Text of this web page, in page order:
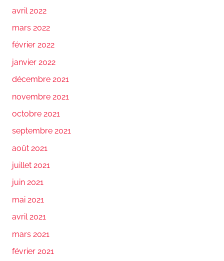
avril 2022
mars 2022
février 2022
janvier 2022
décembre 2021
novembre 2021
octobre 2021
septembre 2021
août 2021
juillet 2021
juin 2021
mai 2021
avril 2021
mars 2021
février 2021